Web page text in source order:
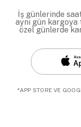
İş günlerinde
aynı gün
özel günlerde
*APP STORE VE